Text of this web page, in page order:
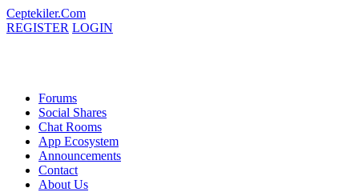
Ceptekiler.Com
REGISTER LOGIN
Forums
Social Shares
Chat Rooms
App Ecosystem
Announcements
Contact
About Us